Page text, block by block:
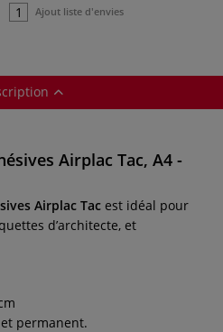
Ajout liste d'envies
Airplac Tac, A4 -
Airplac Tac est idéal pour
d’architecte, et
permanent.